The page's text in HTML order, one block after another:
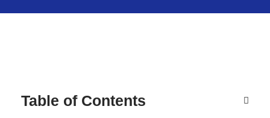
Table of Contents